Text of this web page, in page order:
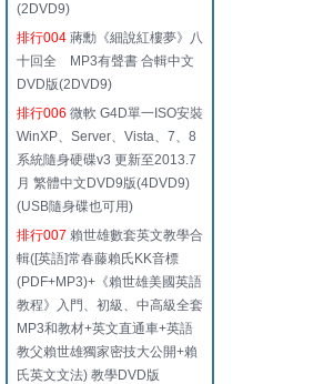
(2DVD9)
排行004 蔣勳《細說紅樓夢》八
十回全 MP3有聲書 合輯中文
DVD版(2DVD9)
排行006 微軟 G4D單一ISO安裝
WinXP、Server、Vista、7、8
系統隨身硬碟v3 更新至2013.7
月 繁體中文DVD9版(4DVD9)
(USB隨身碟也可用)
排行007 賴世雄數套英文教學合
輯([英語]常春藤賴氏KK音標
(PDF+MP3)+《賴世雄美國英語
教程》入門、初級、中高級全套
MP3和教材+英文直通車+英語
教父賴世雄獨家密技大公開+賴
氏英文文法) 教學DVD版